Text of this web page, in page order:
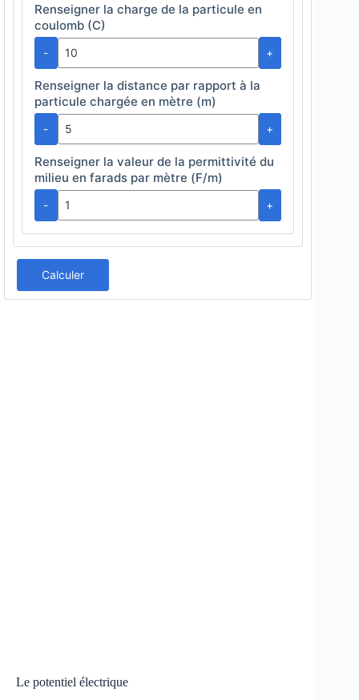
Renseigner la charge de la particule en
coulomb (C)
- +
Renseigner la distance par rapport à la
particule chargée en mètre (m)
- +
Renseigner la valeur de la permittivité du
milieu en farads par mètre (F/m)
- +
Calculer
Le potentiel électrique